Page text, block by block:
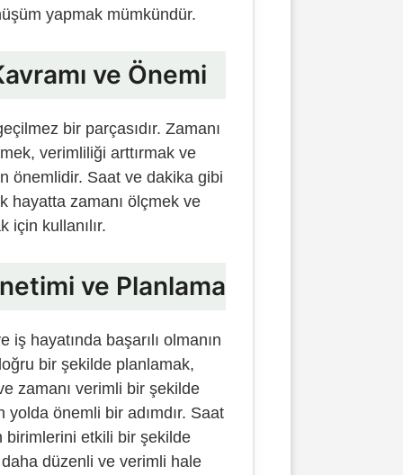
yapmak mümkündür.
ve Önemi
bir parçasıdır. Zamanı
verimliliği arttırmak ve
önemlidir. Saat ve dakika gibi
hayatta zamanı ölçmek ve
için kullanılır.
ve Planlama
hayatında başarılı olmanın
bir şekilde planlamak,
zamanı verimli bir şekilde
yolda önemli bir adımdır. Saat
birimlerini etkili bir şekilde
daha düzenli ve verimli hale